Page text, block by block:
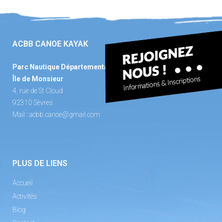
ACBB CANOE KAYAK
Parc Nautique Départemental
Île de Monsieur
4, rue de St Cloud
92310 Sèvres
Mail : acbb.canoe@gmail.com
PLUS DE LIENS
Accueil
Activités
Blog